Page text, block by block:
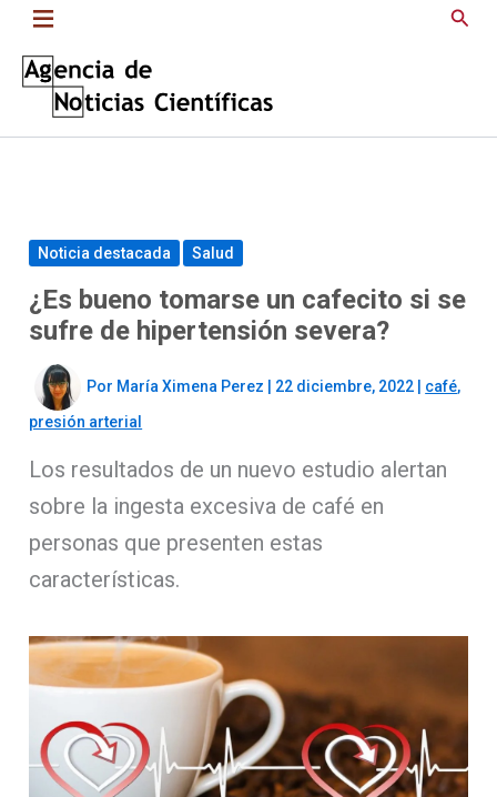
Saltar
contenido
Noticia destacada Salud
¿Es bueno tomarse un cafecito si se
sufre de hipertensión severa?
Por María Ximena Perez 22 diciembre, 2022 café,
presión arterial
Los resultados de un nuevo estudio alertan
sobre la ingesta excesiva de café en
personas que presenten estas
características.